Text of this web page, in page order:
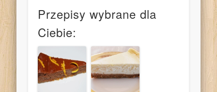
Przepisy wybrane dla
Ciebie: